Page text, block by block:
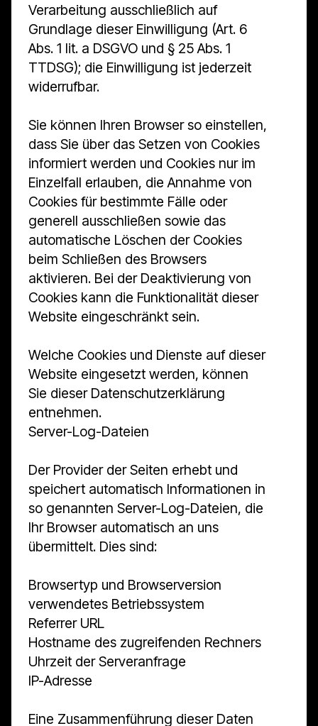
Verarbeitung ausschließlich auf
Grundlage dieser Einwilligung (Art. 6
Abs. 1 lit. a DSGVO und § 25 Abs. 1
TTDSG); die Einwilligung ist jederzeit
widerrufbar.
Sie können Ihren Browser so einstellen,
dass Sie über das Setzen von Cookies
informiert werden und Cookies nur im
Einzelfall erlauben, die Annahme von
Cookies für bestimmte Fälle oder
generell ausschließen sowie das
automatische Löschen der Cookies
beim Schließen des Browsers
aktivieren. Bei der Deaktivierung von
Cookies kann die Funktionalität dieser
Website eingeschränkt sein.
Welche Cookies und Dienste auf dieser
Website eingesetzt werden, können
Sie dieser Datenschutzerklärung
entnehmen.
Server-Log-Dateien
Der Provider der Seiten erhebt und
speichert automatisch Informationen in
so genannten Server-Log-Dateien, die
Ihr Browser automatisch an uns
übermittelt. Dies sind:
Browsertyp und Browserversion
verwendetes Betriebssystem
Referrer URL
Hostname des zugreifenden Rechners
Uhrzeit der Serveranfrage
IP-Adresse
Eine Zusammenführung dieser Daten